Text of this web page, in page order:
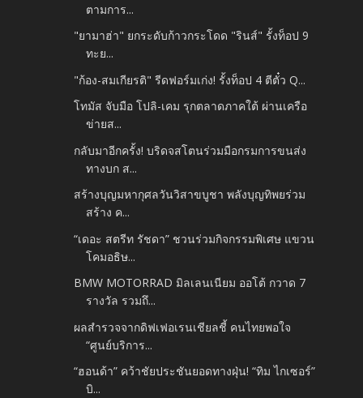
ตามการ...
"ยามาฮ่า" ยกระดับก้าวกระโดด "รินส์" รั้งท็อป 9
ทะย...
"ก้อง-สมเกียรติ" รีดฟอร์มเก่ง! รั้งท็อป 4 ตีตั๋ว Q...
โทมัส จับมือ โปลิ-เคม รุกตลาดภาคใต้ ผ่านเครือ
ข่ายส...
กลับมาอีกครั้ง! บริดจสโตนร่วมมือกรมการขนส่ง
ทางบก ส...
สร้างบุญมหากุศลวันวิสาขบูชา พลังบุญทิพยร่วม
สร้าง ค...
“เดอะ สตรีท รัชดา” ชวนร่วมกิจกรรมพิเศษ แขวน
โคมอธิษ...
BMW MOTORRAD มิลเลนเนียม ออโต้ กวาด 7
รางวัล รวมถึ...
ผลสำรวจจากดิฟเฟอเรนเชียลชี้ คนไทยพอใจ
“ศูนย์บริการ...
“ฮอนด้า” คว้าชัยประชันยอดทางฝุ่น! “ทิม ไกเซอร์”
บิ...